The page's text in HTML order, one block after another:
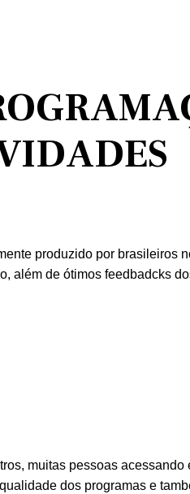
produzido por brasileiros
além de ótimos feedbadcks
muitas pessoas
dos programas e